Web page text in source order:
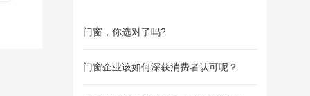
门窗，你选对了吗?
门窗企业该如何深获消费者认可呢？